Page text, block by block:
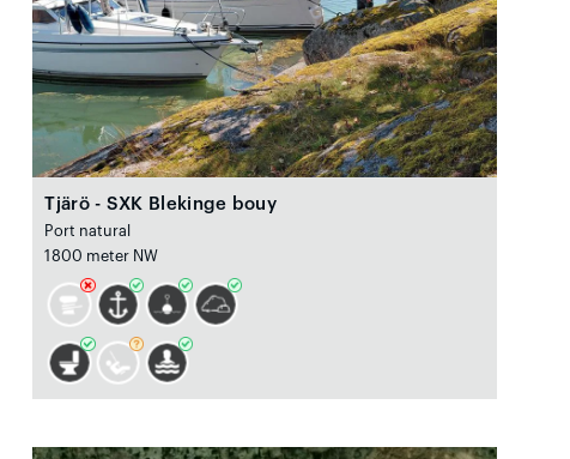
Tjärö - SXK Blekinge bouy
Port natural
1800 meter NW